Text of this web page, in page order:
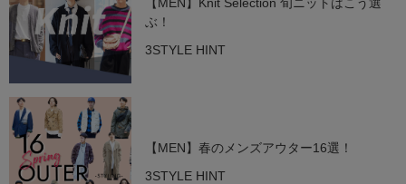
ぶ！
3STYLE HINT
【MEN】春のメンズアウター16選！
3STYLE HINT